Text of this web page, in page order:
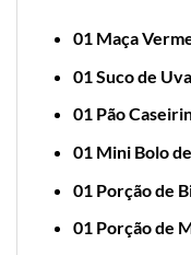
01 Maça
01 Suco de
01 Pão
01 Mini Bolo
01 Porção de
01 Porção de